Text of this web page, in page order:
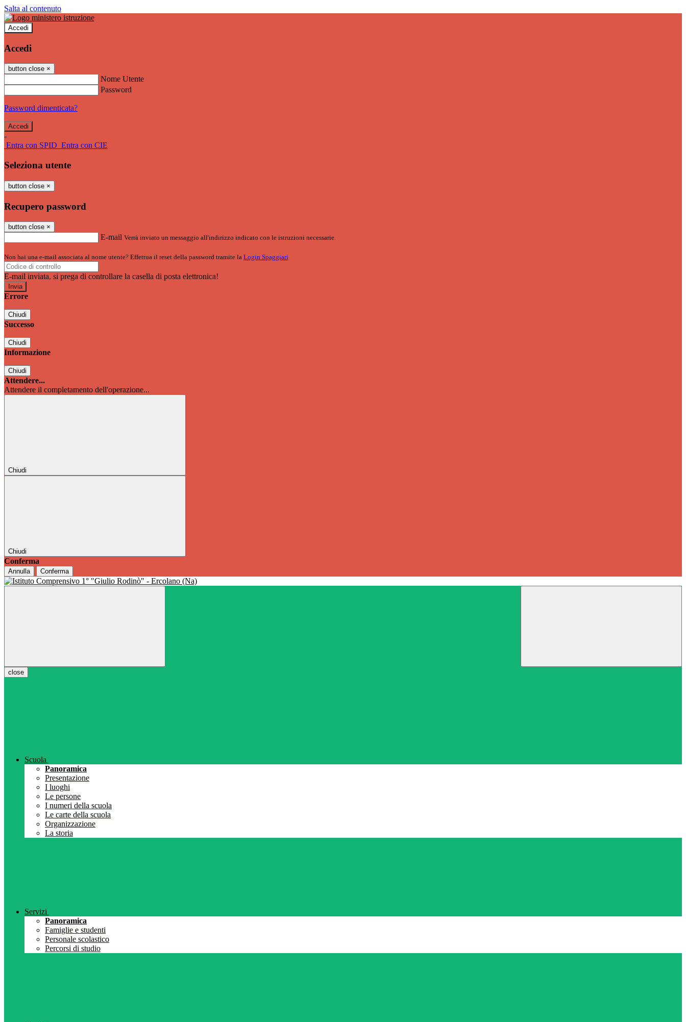
Salta al contenuto
Accedi
Accedi
button close ×
Nome Utente
Password
Password dimenticata?
-
Entra con SPID Entra con CIE
Seleziona utente
button close ×
Recupero password
button close ×
E-mail Verrà inviato un messaggio all'indirizzo indicato con le istruzioni necessarie.
Non hai una e-mail associata al nome utente? Effettua il reset della password tramite la Login Spaggiari
E-mail inviata, si prega di controllare la casella di posta elettronica!
Errore
Chiudi
Successo
Chiudi
Informazione
Chiudi
Attendere...
Attendere il completamento dell'operazione...
Chiudi
Chiudi
Conferma
Annulla Conferma
close
Scuola
Panoramica
Presentazione
I luoghi
Le persone
I numeri della scuola
Le carte della scuola
Organizzazione
La storia
Servizi
Panoramica
Famiglie e studenti
Personale scolastico
Percorsi di studio